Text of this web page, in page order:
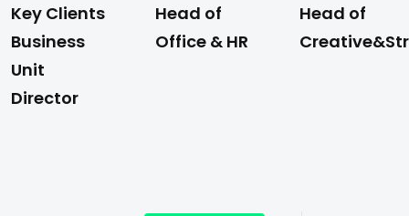
Key Clients
Business
Unit
Director
Head of
Office & HR
Head of